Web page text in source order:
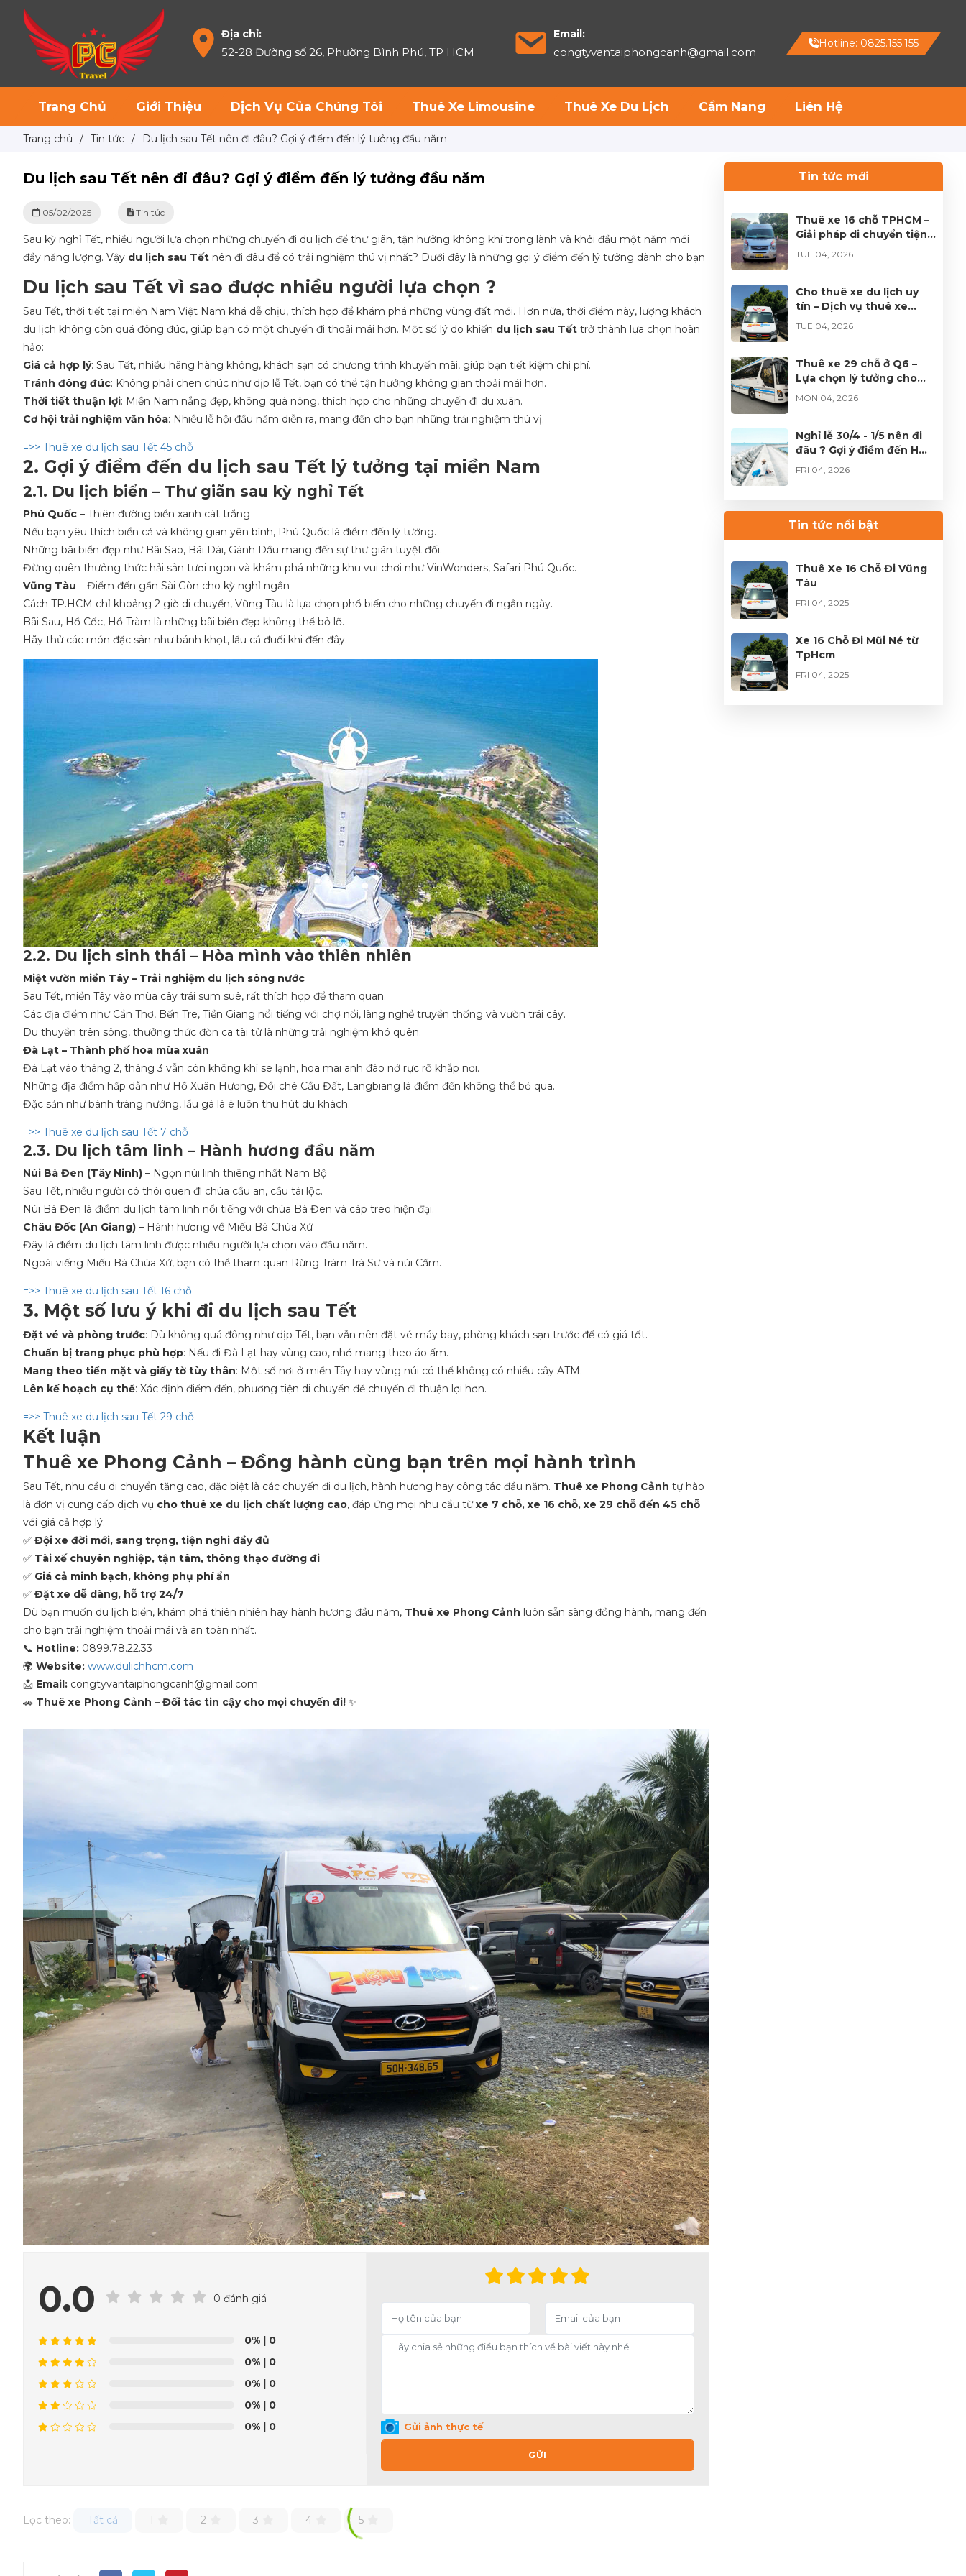
Địa chỉ:
52-28 Đường số 26, Phường Bình Phú, TP HCM
Email:
congtyvantaiphongcanh@gmail.com
Hotline: 0825.155.155
Trang Chủ Giới Thiệu Dịch Vụ Của Chúng Tôi Thuê Xe Limousine Thuê Xe Du Lịch Cẩm Nang Liên Hệ
Trang chủ / Tin tức / Du lịch sau Tết nên đi đâu? Gợi ý điểm đến lý tưởng đầu năm
Du lịch sau Tết nên đi đâu? Gợi ý điểm đến lý tưởng đầu năm
05/02/2025 Tin tức
Sau kỳ nghỉ Tết, nhiều người lựa chọn những chuyến đi du lịch để thư giãn, tận hưởng không khí trong lành và khởi đầu một năm mới
đầy năng lượng. Vậy du lịch sau Tết nên đi đâu để có trải nghiệm thú vị nhất? Dưới đây là những gợi ý điểm đến lý tưởng dành cho bạn
Du lịch sau Tết vì sao được nhiều người lựa chọn ?
Sau Tết, thời tiết tại miền Nam Việt Nam khá dễ chịu, thích hợp để khám phá những vùng đất mới. Hơn nữa, thời điểm này, lượng khách
du lịch không còn quá đông đúc, giúp bạn có một chuyến đi thoải mái hơn. Một số lý do khiến du lịch sau Tết trở thành lựa chọn hoàn
hảo:
Giá cả hợp lý: Sau Tết, nhiều hãng hàng không, khách sạn có chương trình khuyến mãi, giúp bạn tiết kiệm chi phí.
Tránh đông đúc: Không phải chen chúc như dịp lễ Tết, bạn có thể tận hưởng không gian thoải mái hơn.
Thời tiết thuận lợi: Miền Nam nắng đẹp, không quá nóng, thích hợp cho những chuyến đi du xuân.
Cơ hội trải nghiệm văn hóa: Nhiều lễ hội đầu năm diễn ra, mang đến cho bạn những trải nghiệm thú vị.
=>> Thuê xe du lịch sau Tết 45 chỗ
2. Gợi ý điểm đến du lịch sau Tết lý tưởng tại miền Nam
2.1. Du lịch biển – Thư giãn sau kỳ nghỉ Tết
Phú Quốc – Thiên đường biển xanh cát trắng
Nếu bạn yêu thích biển cả và không gian yên bình, Phú Quốc là điểm đến lý tưởng.
Những bãi biển đẹp như Bãi Sao, Bãi Dài, Gành Dầu mang đến sự thư giãn tuyệt đối.
Đừng quên thưởng thức hải sản tươi ngon và khám phá những khu vui chơi như VinWonders, Safari Phú Quốc.
Vũng Tàu – Điểm đến gần Sài Gòn cho kỳ nghỉ ngắn
Cách TP.HCM chỉ khoảng 2 giờ di chuyển, Vũng Tàu là lựa chọn phổ biến cho những chuyến đi ngắn ngày.
Bãi Sau, Hồ Cốc, Hồ Tràm là những bãi biển đẹp không thể bỏ lỡ.
Hãy thử các món đặc sản như bánh khọt, lẩu cá đuối khi đến đây.
2.2. Du lịch sinh thái – Hòa mình vào thiên nhiên
Miệt vườn miền Tây – Trải nghiệm du lịch sông nước
Sau Tết, miền Tây vào mùa cây trái sum suê, rất thích hợp để tham quan.
Các địa điểm như Cần Thơ, Bến Tre, Tiền Giang nổi tiếng với chợ nổi, làng nghề truyền thống và vườn trái cây.
Du thuyền trên sông, thưởng thức đờn ca tài tử là những trải nghiệm khó quên.
Đà Lạt – Thành phố hoa mùa xuân
Đà Lạt vào tháng 2, tháng 3 vẫn còn không khí se lạnh, hoa mai anh đào nở rực rỡ khắp nơi.
Những địa điểm hấp dẫn như Hồ Xuân Hương, Đồi chè Cầu Đất, Langbiang là điểm đến không thể bỏ qua.
Đặc sản như bánh tráng nướng, lẩu gà lá é luôn thu hút du khách.
=>> Thuê xe du lịch sau Tết 7 chỗ
2.3. Du lịch tâm linh – Hành hương đầu năm
Núi Bà Đen (Tây Ninh) – Ngọn núi linh thiêng nhất Nam Bộ
Sau Tết, nhiều người có thói quen đi chùa cầu an, cầu tài lộc.
Núi Bà Đen là điểm du lịch tâm linh nổi tiếng với chùa Bà Đen và cáp treo hiện đại.
Châu Đốc (An Giang) – Hành hương về Miếu Bà Chúa Xứ
Đây là điểm du lịch tâm linh được nhiều người lựa chọn vào đầu năm.
Ngoài viếng Miếu Bà Chúa Xứ, bạn có thể tham quan Rừng Tràm Trà Sư và núi Cấm.
=>> Thuê xe du lịch sau Tết 16 chỗ
3. Một số lưu ý khi đi du lịch sau Tết
Đặt vé và phòng trước: Dù không quá đông như dịp Tết, bạn vẫn nên đặt vé máy bay, phòng khách sạn trước để có giá tốt.
Chuẩn bị trang phục phù hợp: Nếu đi Đà Lạt hay vùng cao, nhớ mang theo áo ấm.
Mang theo tiền mặt và giấy tờ tùy thân: Một số nơi ở miền Tây hay vùng núi có thể không có nhiều cây ATM.
Lên kế hoạch cụ thể: Xác định điểm đến, phương tiện di chuyển để chuyến đi thuận lợi hơn.
=>> Thuê xe du lịch sau Tết 29 chỗ
Kết luận
Thuê xe Phong Cảnh – Đồng hành cùng bạn trên mọi hành trình
Sau Tết, nhu cầu di chuyển tăng cao, đặc biệt là các chuyến đi du lịch, hành hương hay công tác đầu năm. Thuê xe Phong Cảnh tự hào
là đơn vị cung cấp dịch vụ cho thuê xe du lịch chất lượng cao, đáp ứng mọi nhu cầu từxe 7 chỗ, xe 16 chỗ, xe 29 chỗ đến 45 chỗ
với giá cả hợp lý.
✅ Đội xe đời mới, sang trọng, tiện nghi đầy đủ
✅ Tài xế chuyên nghiệp, tận tâm, thông thạo đường đi
✅ Giá cả minh bạch, không phụ phí ẩn
✅ Đặt xe dễ dàng, hỗ trợ 24/7
Dù bạn muốn du lịch biển, khám phá thiên nhiên hay hành hương đầu năm, Thuê xe Phong Cảnh luôn sẵn sàng đồng hành, mang đến
cho bạn trải nghiệm thoải mái và an toàn nhất.
📞 Hotline: 0899.78.22.33
🌍 Website: www.dulichhcm.com
📩 Email: congtyvantaiphongcanh@gmail.com
🚗 Thuê xe Phong Cảnh – Đối tác tin cậy cho mọi chuyến đi! ✨
0.0 0 đánh giá
0% | 0
0% | 0
0% | 0
0% | 0
0% | 0 Gửi ảnh thực tế
GỬI
Lọc theo: Tất cả 1 2 3 4 5
Tin tức mới
Thuê xe 16 chỗ TPHCM –
Giải pháp di chuyển tiện
lợi cho mọi hành trình
TUE 04, 2026
Cho thuê xe du lịch uy
tín – Dịch vụ thuê xe
chuyên nghiệp tại
TUE 04, 2026
Thuê xe 29 chỗ ở Q6 –
Lựa chọn lý tưởng cho
đoàn đông tại TPHCM
MON 04, 2026
Nghỉ lễ 30/4 - 1/5 nên đi
đâu ? Gợi ý điểm đến HOT
không thể bỏ lỡ
FRI 04, 2026
Tổ Hùng Vương – Hành
FRI 04, 2026
Tin tức nổi bật
Thuê Xe 16 Chỗ Đi Vũng
Tàu
FRI 04, 2025
Xe 16 Chỗ Đi Mũi Né từ
TpHcm
FRI 04, 2025